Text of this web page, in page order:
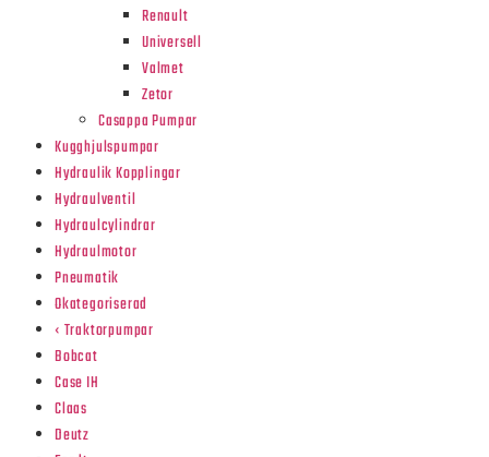
Renault
Universell
Valmet
Zetor
Casappa Pumpar
Kugghjulspumpar
Hydraulik Kopplingar
Hydraulventil
Hydraulcylindrar
Hydraulmotor
Pneumatik
Okategoriserad
‹ Traktorpumpar
Bobcat
Case IH
Claas
Deutz